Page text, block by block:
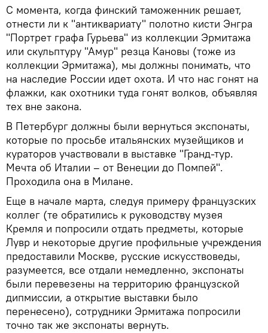
С момента, когда финский таможенник решает,
отнести ли к "антиквариату" полотно кисти Энгра
"Портрет графа Гурьева" из коллекции Эрмитажа
или скульптуру "Амур" резца Кановы (тоже из
коллекции Эрмитажа), мы должны понимать, что
на наследие России идет охота. И что нас гонят на
флажки, как охотники туда гонят волков, объявляя
тех вне закона.
В Петербург должны были вернуться экспонаты,
которые по просьбе итальянских музейщиков и
кураторов участвовали в выставке "Гранд-тур.
Мечта об Италии – от Венеции до Помпей".
Проходила она в Милане.
Еще в начале марта, следуя примеру французских
коллег (те обратились к руководству музея
Кремля и попросили отдать предметы, которые
Лувр и некоторые другие профильные учреждения
предоставили Москве, русские искусствоведы,
разумеется, все отдали немедленно, экспонаты
были перевезены на территорию французской
дипмиссии, а открытие выставки было
перенесено), сотрудники Эрмитажа попросили
точно так же экспонаты вернуть.